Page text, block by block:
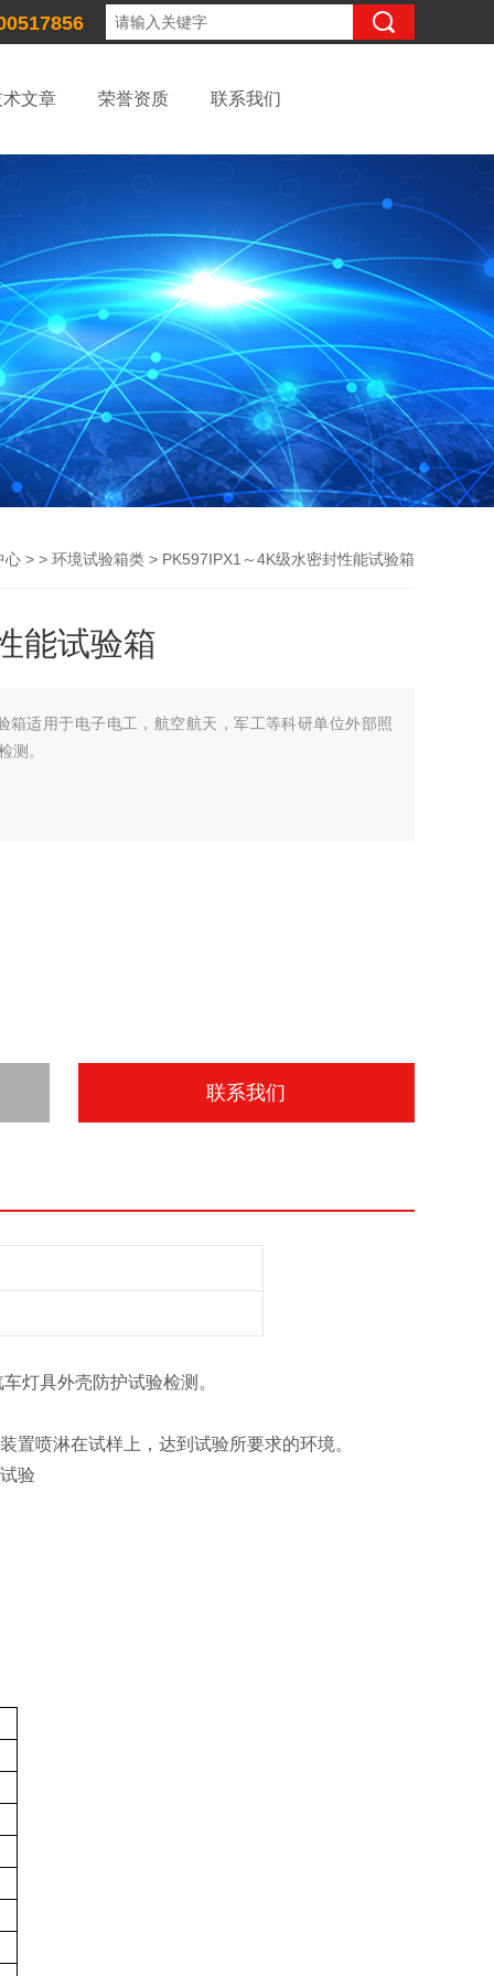
术文章 荣誉资质 联系我们
心 > > 环境试验箱类 > PK597IPX1～4K级水密封性能试验箱
能试验箱
箱适用于电子电工，航空航天，军工等科研单位外部照
测。
联系我们
灯具外壳防护试验检测 。
置喷淋在试样上，达到试验所要求的环境。
验